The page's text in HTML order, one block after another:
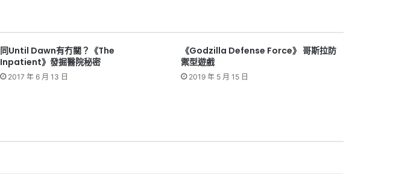
同Until Dawn有冇關？《The
Inpatient》發掘醫院秘密
2017 年 6 月 13 日
《Godzilla Defense Force》 哥斯拉防
禦型遊戲
2019 年 5 月 15 日